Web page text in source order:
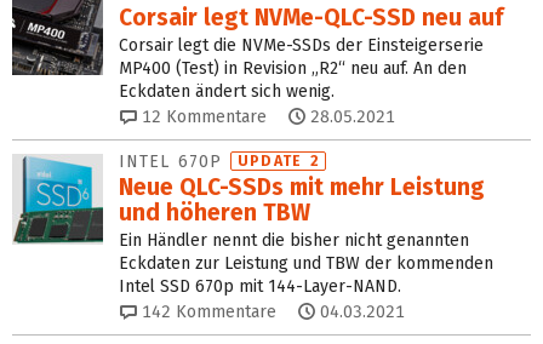
Corsair legt NVMe-QLC-SSD neu auf
Corsair legt die NVMe-SSDs der Einsteigerserie
MP400 (Test) in Revision „R2“ neu auf. An den
Eckdaten ändert sich wenig.
12 Kommentare 28.05.2021
INTEL 670P UPDATE 2
Neue QLC-SSDs mit mehr Leistung
und höheren TBW
Ein Händler nennt die bisher nicht genannten
Eckdaten zur Leistung und TBW der kommenden
Intel SSD 670p mit 144-Layer-NAND.
142 Kommentare 04.03.2021